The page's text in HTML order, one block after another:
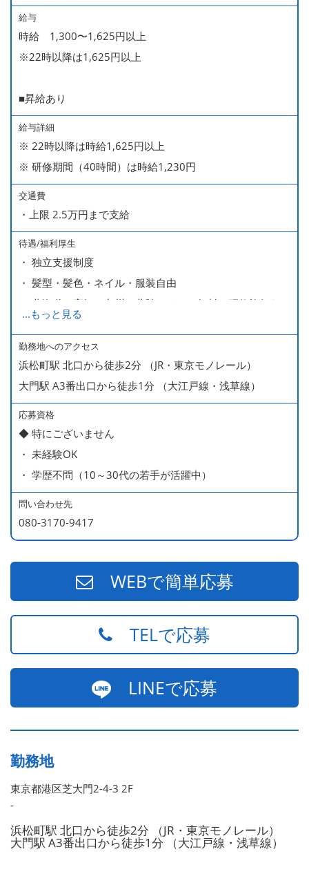
■時短勤務制度あり
給与
時給 1,300〜1,625円以上
※22時以降は1,625円以上
■昇給あり
給与詳細
※ 22時以降は時給1,625円以上
※ 研修期間（40時間）は時給1,230円
交通費
・上限 2.5万円まで支給
待遇/福利厚生
・ 独立支援制度
・ 髪型・髪色・ネイル・服装自由
・ 北海道や高知、九州、北陸などへの無料の研修旅行あり
ます
・ 無料の美味しい まかない食 あり
...もっと見る
勤務地へのアクセス
浜松町駅 北口から徒歩2分 （JR・東京モノレール）
大門駅 A3番出口から徒歩1分 （大江戸線・浅草線）
応募資格
◆ 特にございません
・ 未経験OK
・ 学歴不問（10～30代の若手が活躍中）
問い合わせ先
080-3170-9417
WEBで簡単応募
TELで応募
LINEで応募
勤務地
東京都港区芝大門2-4-3 2F
-
浜松町駅 北口から徒歩2分 （JR・東京モノレール）
大門駅 A3番出口から徒歩1分 （大江戸線・浅草線）